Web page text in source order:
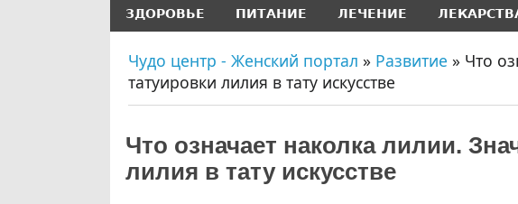
ЗДОРОВЬЕ ПИТАНИЕ ЛЕЧЕНИЕ
Чудо центр - Женский портал » Развитие » Что
татуировки лилия в тату искусстве
Что означает наколка лилии.
лилия в тату искусстве